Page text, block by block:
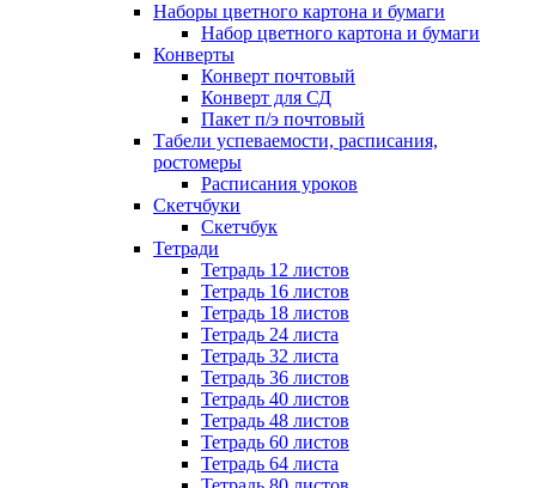
Наборы цветного картона и бумаги
Набор цветного картона и бумаги
Конверты
Конверт почтовый
Конверт для СД
Пакет п/э почтовый
Табели успеваемости, расписания,
ростомеры
Расписания уроков
Скетчбуки
Скетчбук
Тетради
Тетрадь 12 листов
Тетрадь 16 листов
Тетрадь 18 листов
Тетрадь 24 листа
Тетрадь 32 листа
Тетрадь 36 листов
Тетрадь 40 листов
Тетрадь 48 листов
Тетрадь 60 листов
Тетрадь 64 листа